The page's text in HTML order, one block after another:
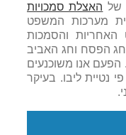
של האצלת סמכויות
מערכות המשפט
האחריות והסמכות
הפסח וחג האביב
הפעם אנו משוכנעים
נטיית ליבו. בעיקר